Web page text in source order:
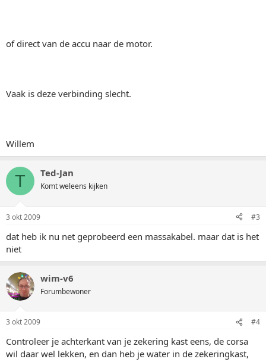
of direct van de accu naar de motor.
Vaak is deze verbinding slecht.
Willem
T Ted-Jan
Komt weleens kijken
3 okt 2009 #3
dat heb ik nu net geprobeerd een massakabel. maar dat is het
niet
wim-v6
Forumbewoner
3 okt 2009 #4
Controleer je achterkant van je zekering kast eens, de corsa
wil daar wel lekken, en dan heb je water in de zekeringkast,